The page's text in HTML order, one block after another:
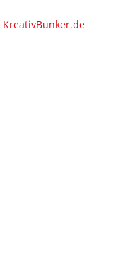
KreativBunker.de